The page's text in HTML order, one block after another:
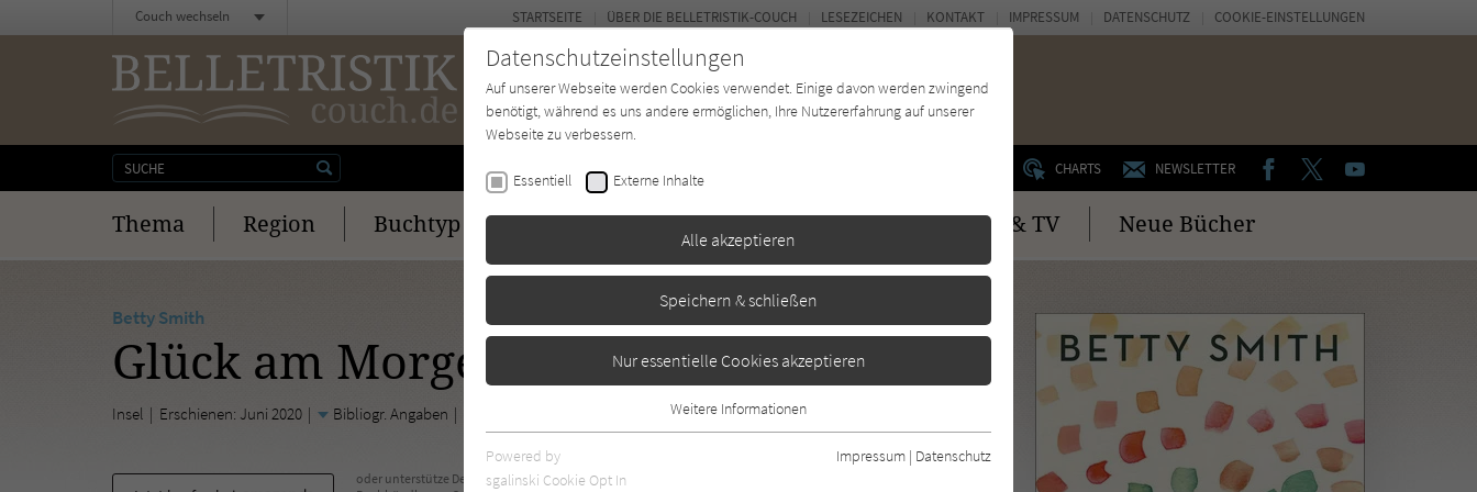
CHARTS NEWSLETTER FACEBOOKTWITTERYOUTUBE
Thema Region Buchtyp Autor*in Verlage Magazin Kino & TV Neue Bücher
STARTSEITE ÜBER DIE BELLETRISTIK-COUCH LESEZEICHEN KONTAKT IMPRESSUM DATENSCHUTZ COOKIE-EINSTELLUNGEN
Couch wechseln
Betty Smith
Glück am Morgen
Insel Erschienen: Juni 2020 Bibliogr. Angaben
oder unterstütze Deinen
Datenschutzeinstellungen
Auf unserer Webseite werden Cookies verwendet. Einige davon werden zwingend
benötigt, während es uns andere ermöglichen, Ihre Nutzererfahrung auf unserer
Webseite zu verbessern.
Essentiell Externe Inhalte
Alle akzeptieren
Speichern & schließen
Nur essentielle Cookies akzeptieren
Essentielle Cookies werden für grundlegende Funktionen der Webseite
benötigt. Dadurch ist gewährleistet, dass die Webseite einwandfrei
Weitere Informationen
Powered by
sgalinski Cookie Opt In
Impressum | Datenschutz